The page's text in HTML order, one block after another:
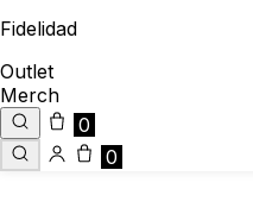
Fidelidad
Outlet
Merch
0
0